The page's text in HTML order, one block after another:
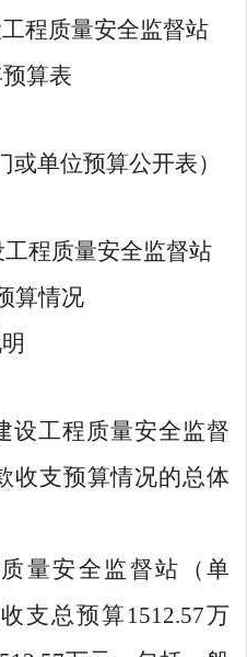
程质量安全监督站
算表
或单位预算公开表）
程质量安全监督站
算情况
设工程质量安全监督
收支预算情况的总体
量安全监督站（单
支总预算 1512.57万